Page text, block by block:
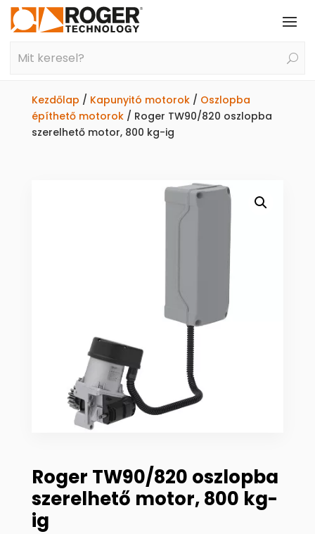
Kezdőlap / Kapunyitó motorok/ Oszlopba
építhető motorok/ Roger TW90/820 oszlopba
szerelhető motor, 800 kg-ig
Roger TW90/820 oszlopba
szerelhető motor, 800 kg-
ig